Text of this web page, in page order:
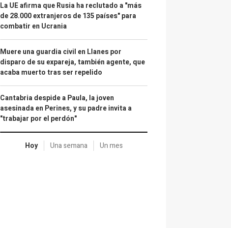
La UE afirma que Rusia ha reclutado a "más
de 28.000 extranjeros de 135 países" para
combatir en Ucrania
Muere una guardia civil en Llanes por
disparo de su expareja, también agente, que
acaba muerto tras ser repelido
Cantabria despide a Paula, la joven
asesinada en Perines, y su padre invita a
"trabajar por el perdón"
Hoy Una semana Un mes